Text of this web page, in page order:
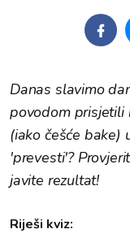
Danas slavimo
povodom prisjetili
(iako češće bake)
'prevesti'?
javite rezultat!
Riješi kviz: